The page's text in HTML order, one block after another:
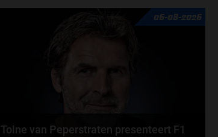
06-08-2026
Toine van Peperstraten presenteert F1